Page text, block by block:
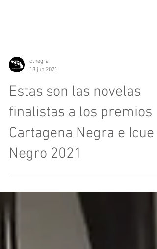
ctnegra
18 jun 2021
Estas son las novelas
finalistas a los premios
Cartagena Negra e Icue
Negro 2021